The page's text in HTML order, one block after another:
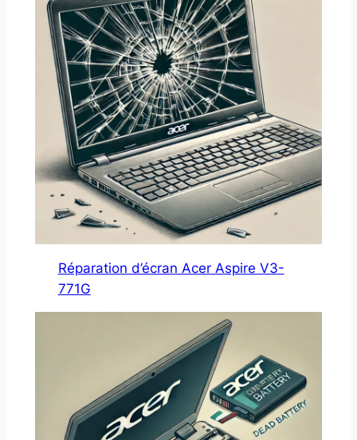
Réparation d’écran Acer Aspire V3-
771G